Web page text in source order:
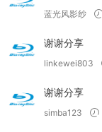
蓝光风影纱
谢谢分享
linkewei803
谢谢分享
simba123